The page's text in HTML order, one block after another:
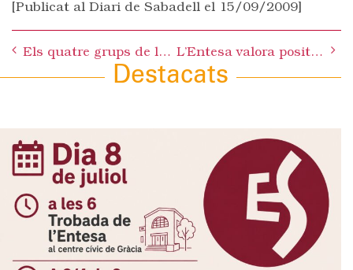
[Publicat al Diari de Sabadell el 15/09/2009]
navigation
Els quatre grups de l’oposició – CIU, ICV-EUiA, ES i ERC- consideren que l’actuació de l’Alcalde en el Ple passat ha estat un atac a les regles bàsiques democràtiques i al reglament del Ple L’Entesa valora positivament la Festa Major 2009, però aposta per canviar el model cap a una festa més popular
Destacats